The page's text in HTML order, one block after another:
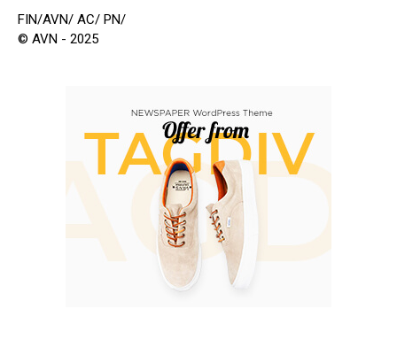
FIN/AVN/ AC/ PN/
© AVN - 2025